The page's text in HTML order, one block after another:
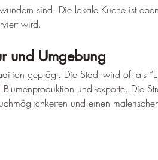
sind. Die lokale Küche ist
wird.
und Umgebung
geprägt. Die Stadt wird oft als
und -exporte. Die
und einen